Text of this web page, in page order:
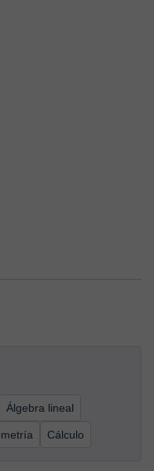
Álgebra lineal
Cálculo